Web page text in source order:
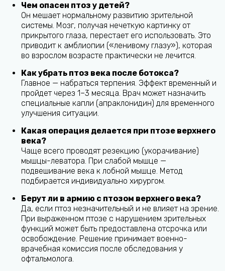
Чем опасен птоз у детей?
Он мешает нормальному развитию зрительной
системы. Мозг, получая нечеткую картинку от
прикрытого глаза, перестает его использовать. Это
приводит к амблиопии («ленивому глазу»), которая
во взрослом возрасте практически не лечится.
Как убрать птоз века после ботокса?
Главное — набраться терпения. Эффект временный и
пройдет через 1–3 месяца. Врач может назначить
специальные капли (апраклонидин) для временного
улучшения ситуации.
Какая операция делается при птозе верхнего
века?
Чаще всего проводят резекцию (укорачивание)
мышцы-леватора. При слабой мышце —
подвешивание века к лобной мышце. Метод
подбирается индивидуально хирургом.
Берут ли в армию с птозом верхнего века?
Да, если птоз незначительный и не влияет на зрение.
При выраженном птозе с нарушением зрительных
функций может быть предоставлена отсрочка или
освобождение. Решение принимает военно-
врачебная комиссия после обследования у
офтальмолога.